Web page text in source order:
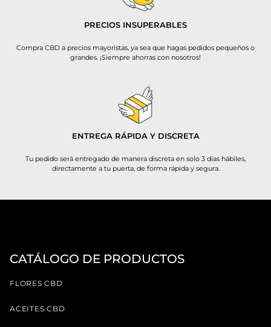
PRECIOS INSUPERABLES
Compra CBD a precios mayoristas, ya sea que hagas pedidos pequeños o
grandes. ¡Siempre ahorras con nosotros!
ENTREGA RÁPIDA Y DISCRETA
Tu pedido será entregado de manera discreta en solo 3 días hábiles,
directamente a tu puerta, de forma rápida y segura.
CATÁLOGO DE PRODUCTOS
FLORES CBD
ACEITES CBD